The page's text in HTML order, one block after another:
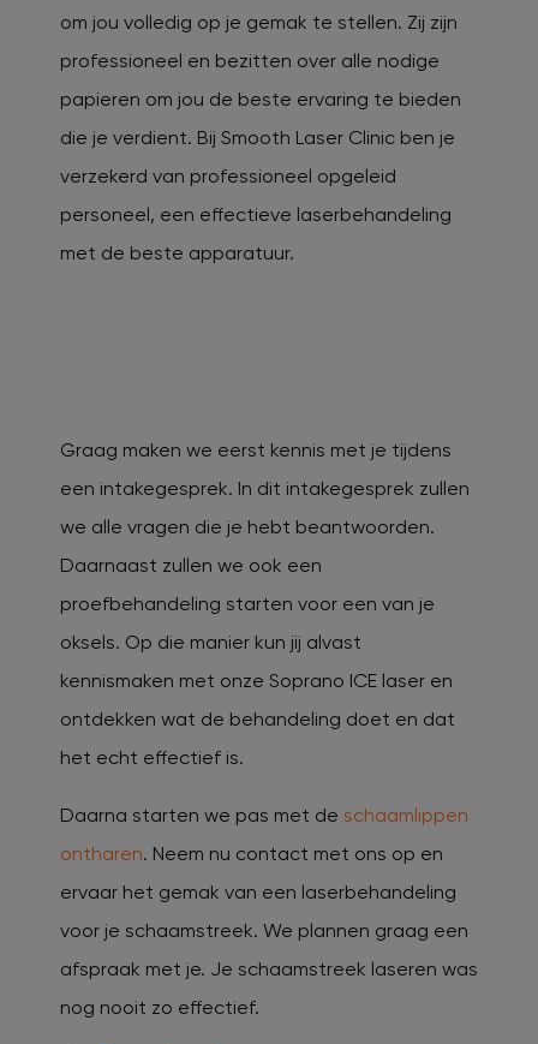
om jou volledig op je gemak te stellen. Zij zijn
professioneel en bezitten over alle nodige
papieren om jou de beste ervaring te bieden
die je verdient. Bij Smooth Laser Clinic ben je
verzekerd van professioneel opgeleid
personeel, een effectieve laserbehandeling
met de beste apparatuur.
Graag maken we eerst kennis met je tijdens
een intakegesprek. In dit intakegesprek zullen
we alle vragen die je hebt beantwoorden.
Daarnaast zullen we ook een
proefbehandeling starten voor een van je
oksels. Op die manier kun jij alvast
kennismaken met onze Soprano ICE laser en
ontdekken wat de behandeling doet en dat
het echt effectief is.
Daarna starten we pas met de schaamlippen
ontharen. Neem nu contact met ons op en
ervaar het gemak van een laserbehandeling
voor je schaamstreek. We plannen graag een
afspraak met je. Je schaamstreek laseren was
nog nooit zo effectief.